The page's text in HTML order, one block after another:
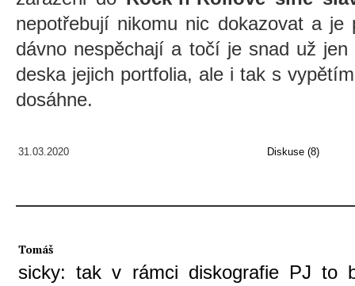
nepotřebují nikomu nic dokazovat a
dávno nespěchají a točí je snad už
deska jejich portfolia, ale i tak s
dosáhne.
31.03.2020 Diskuse (8)
Tomáš
sicky: tak v rámci diskografie PJ to